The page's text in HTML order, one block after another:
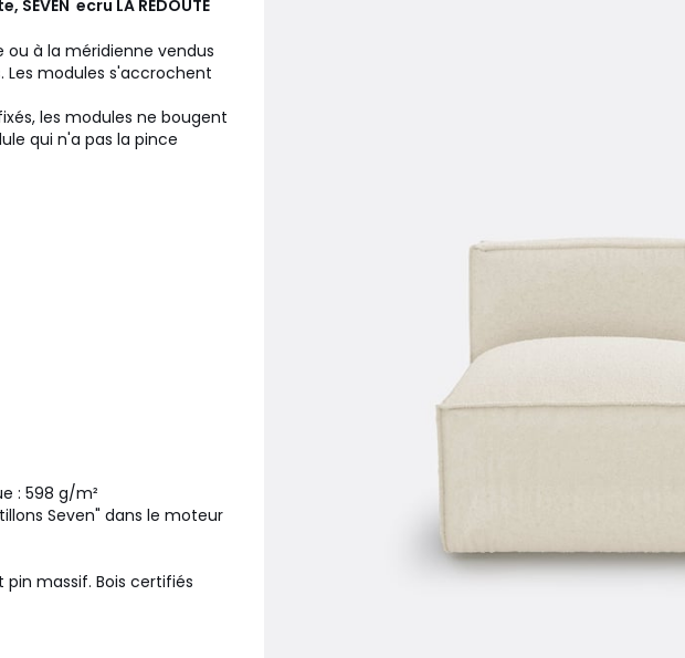
SEVEN ecru LA REDOUTE
ou à la méridienne vendus
Les modules s'accrochent
les modules ne bougent
qui n'a pas la pince
: 598 g/m²
Seven" dans le moteur
massif. Bois certifiés